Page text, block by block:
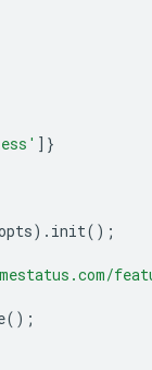
]}
). init();
();